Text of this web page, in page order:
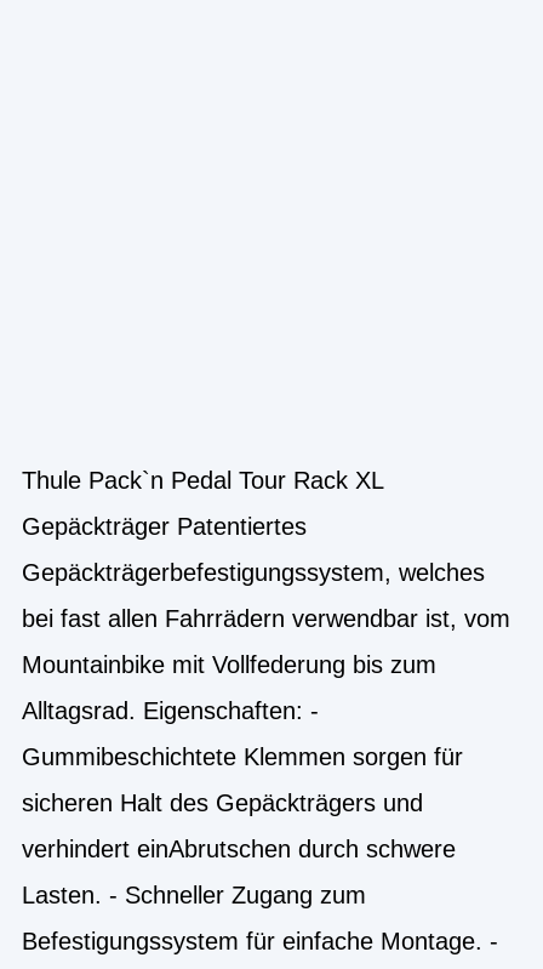
Thule Pack`n Pedal Tour Rack XL
Gepäckträger Patentiertes
Gepäckträgerbefestigungssystem, welches
bei fast allen Fahrrädern verwendbar ist, vom
Mountainbike mit Vollfederung bis zum
Alltagsrad. Eigenschaften: -
Gummibeschichtete Klemmen sorgen für
sicheren Halt des Gepäckträgers und
verhindert einAbrutschen durch schwere
Lasten. - Schneller Zugang zum
Befestigungssystem für einfache Montage. -